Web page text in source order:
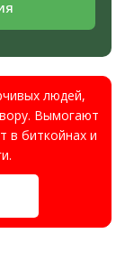
людей,
Вымогают
в биткойнах и